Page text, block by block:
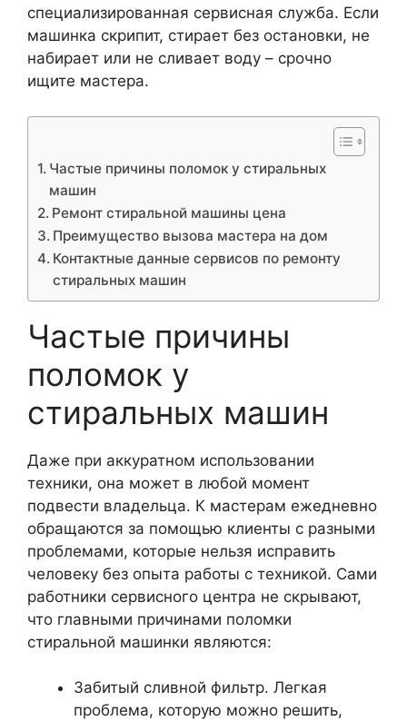
специализированная сервисная служба. Если
машинка скрипит, стирает без остановки, не
набирает или не сливает воду – срочно
ищите мастера.
Частые причины поломок у стиральных
машин
Ремонт стиральной машины цена
Преимущество вызова мастера на дом
Контактные данные сервисов по ремонту
стиральных машин
Частые причины
поломок у
стиральных машин
Даже при аккуратном использовании
техники, она может в любой момент
подвести владельца. К мастерам ежедневно
обращаются за помощью клиенты с разными
проблемами, которые нельзя исправить
человеку без опыта работы с техникой. Сами
работники сервисного центра не скрывают,
что главными причинами поломки
стиральной машинки являются:
Забитый сливной фильтр. Легкая
проблема, которую можно решить,